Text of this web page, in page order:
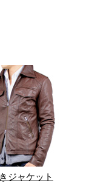
ジャケット